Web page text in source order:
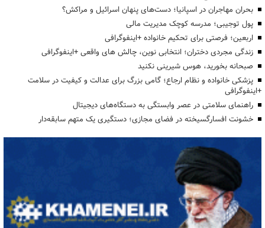
بحران مهاجران در اسپانیا؛ دست‌های پنهان اسرائیل و مراکش؟
پول توجیبی؛ مدرسه کوچک مدیریت مالی
اربعین؛ فرصتی برای تحکیم خانواده +اینفوگرافی
زندگی مجردی دختران؛ انتخابی نوین، چالش های واقعی +اینفوگرافی
صبحانه بخورید، هوس شیرینی نکنید
پزشکی خانواده و نظام ارجاع؛ گامی بزرگ برای عدالت و کیفیت در سلامت
+اینفوگرافی
راهنمای سلامتی در عصر وابستگی به دستگاه‌های دیجیتال
خشونت افسارگسیخته در فضای مجازی؛ دستگیری یک متهم سابقه‌دار